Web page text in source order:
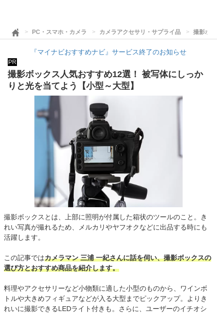
PC・スマホ・カメラ カメラアクセサリ・サプライ品 撮影ボ
『マイナビおすすめナビ』サービス終了のお知らせ
PR
撮影ボックス人気おすすめ12選！ 被写体にしっか
りと光を当てよう【小型～大型】
撮影ボックスとは、上部に照明が付属した箱状のツールのこと。き
れい写真が撮れるため、メルカリやヤフオクなどに出品する時にも
活躍します。
この記事ではカメラマン 三浦 一紀さんに話を伺い、撮影ボックスの
選び方とおすすめ商品を紹介します。
料理やアクセサリーなど小物類に適した小型のものから、ワインボ
トルや大きめフィギュアなどが入る大型までピックアップ。よりき
れいに撮影できるLEDライト付きも。さらに、ユーザーのイチオシ